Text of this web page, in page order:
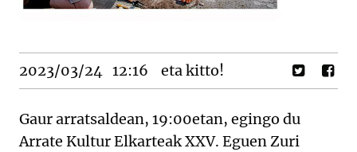
2023/03/24 12:16 eta kitto!
Gaur arratsaldean, 19:00etan, egingo du
Arrate Kultur Elkarteak XXV. Eguen Zuri